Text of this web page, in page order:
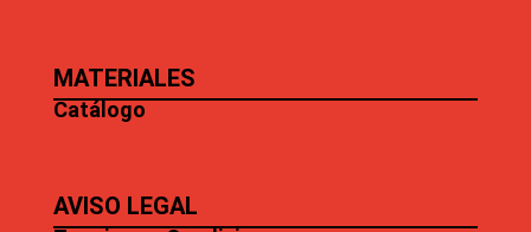
MATERIALES
Catálogo
AVISO LEGAL